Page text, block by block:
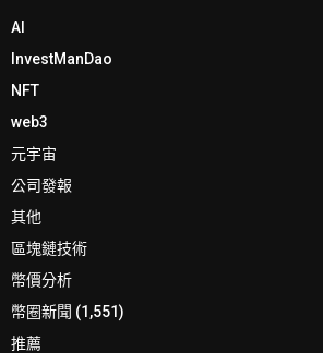
AI
InvestManDao
NFT
web3
元宇宙
公司發報
其他
區塊鏈技術
幣價分析
幣圈新聞 (1,551)
推薦